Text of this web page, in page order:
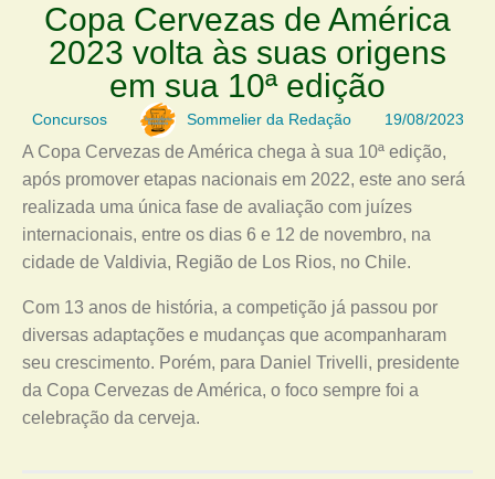
Copa Cervezas de América
2023 volta às suas origens
em sua 10ª edição
Concursos Sommelier da Redação 19/08/2023
A Copa Cervezas de América chega à sua 10ª edição,
após promover etapas nacionais em 2022, este ano será
realizada uma única fase de avaliação com juízes
internacionais, entre os dias 6 e 12 de novembro, na
cidade de Valdivia, Região de Los Rios, no Chile.
Com 13 anos de história, a competição já passou por
diversas adaptações e mudanças que acompanharam
seu crescimento. Porém, para Daniel Trivelli, presidente
da Copa Cervezas de América, o foco sempre foi a
celebração da cerveja.